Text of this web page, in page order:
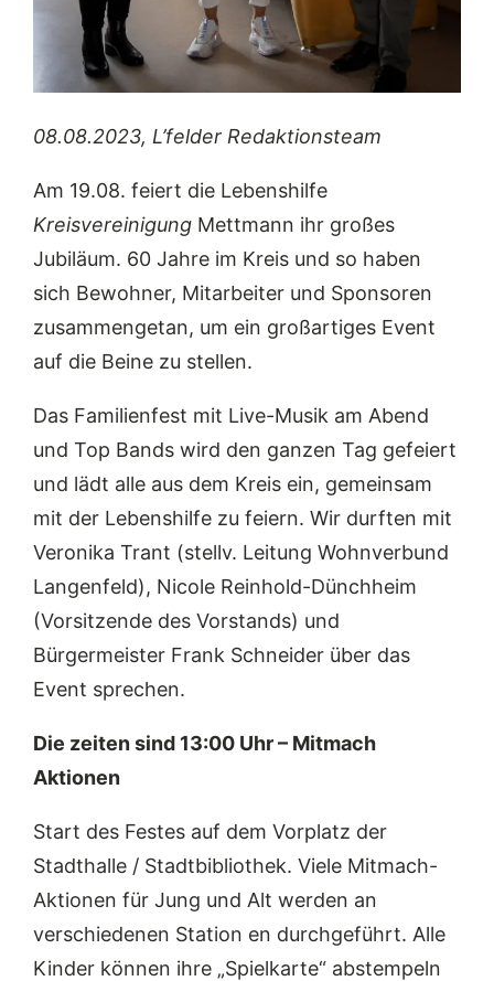
08.08.2023, L’felder Redaktionsteam
Am 19.08. feiert die Lebenshilfe
Kreisvereinigung Mettmann ihr großes
Jubiläum. 60 Jahre im Kreis und so haben
sich Bewohner, Mitarbeiter und Sponsoren
zusammengetan, um ein großartiges Event
auf die Beine zu stellen.
Das Familienfest mit Live-Musik am Abend
und Top Bands wird den ganzen Tag gefeiert
und lädt alle aus dem Kreis ein, gemeinsam
mit der Lebenshilfe zu feiern. Wir durften mit
Veronika Trant (stellv. Leitung Wohnverbund
Langenfeld), Nicole Reinhold-Dünchheim
(Vorsitzende des Vorstands) und
Bürgermeister Frank Schneider über das
Event sprechen.
Die zeiten sind 13:00 Uhr – Mitmach
Aktionen
Start des Festes auf dem Vorplatz der
Stadthalle / Stadtbibliothek. Viele Mitmach-
Aktionen für Jung und Alt werden an
verschiedenen Station en durchgeführt. Alle
Kinder können ihre „Spielkarte“ abstempeln